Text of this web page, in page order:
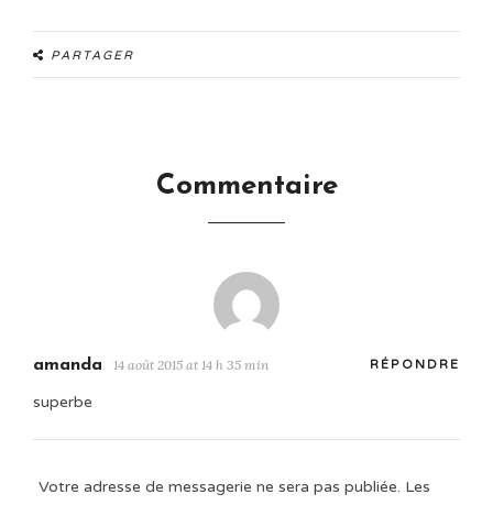
PARTAGER
Commentaire
amanda 14 août 2015 at 14 h 35 min RÉPONDRE
superbe
Votre adresse de messagerie ne sera pas publiée. Les